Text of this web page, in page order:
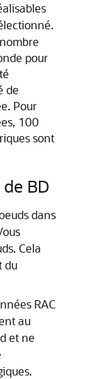
pour
de
Pour
100
sont
BD
dans
Cela
du
RAC
au
et ne